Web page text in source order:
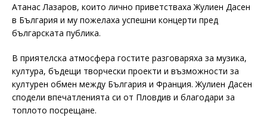
Атанас Лазаров, които лично приветстваха Жулиен Дасен
в България и му пожелаха успешни концерти пред
българската публика.
В приятелска атмосфера гостите разговаряха за музика,
култура, бъдещи творчески проекти и възможности за
културен обмен между България и Франция. Жулиен Дасен
сподели впечатленията си от Пловдив и благодари за
топлото посрещане.